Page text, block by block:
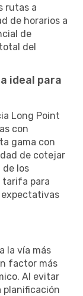
rutas a
de horarios a
de
del
ideal para
Long Point
con
gama con
de cotejar
de los
tarifa para
la vía más
factor más
Al evitar
planificación